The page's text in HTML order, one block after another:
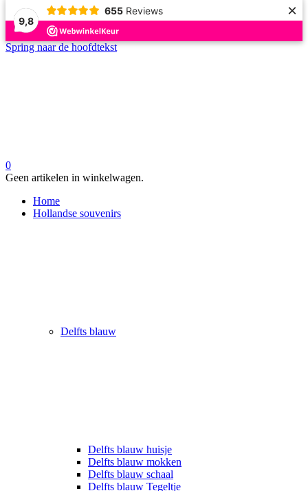
9,8
655 Reviews ×
Spring naar de hoofdtekst
0
Geen artikelen in winkelwagen.
Home
Hollandse souvenirs
Delfts blauw
Delfts blauw huisje
Delfts blauw mokken
Delfts blauw schaal
Delfts blauw Tegeltje